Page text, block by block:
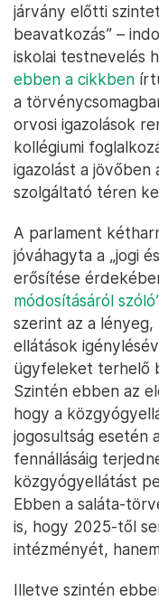
járvány előtti
beavatkozás” –
iskolai testnevelés
ebben a cikkben
a
orvosi igazolások
kollégiumi
igazolást a jövőben
szolgáltató téren
A parlament
jóváhagyta a „jogi
erősítése
módosításáról
szerint az a lényeg,
ellátások
ügyfeleket terhelő
Szintén ebben az
hogy a
jogosultság esetén
fennállásáig
közgyógyellátást
Ebben a saláta-
is, hogy 2025-től
intézményét,
Illetve szintén